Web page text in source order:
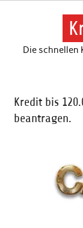
Skip
Die schnellen
Kredit bis
beantragen.